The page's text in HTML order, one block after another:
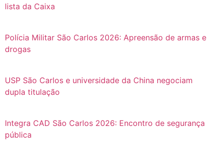
lista da Caixa
Polícia Militar São Carlos 2026: Apreensão de armas e
drogas
USP São Carlos e universidade da China negociam
dupla titulação
Integra CAD São Carlos 2026: Encontro de segurança
pública